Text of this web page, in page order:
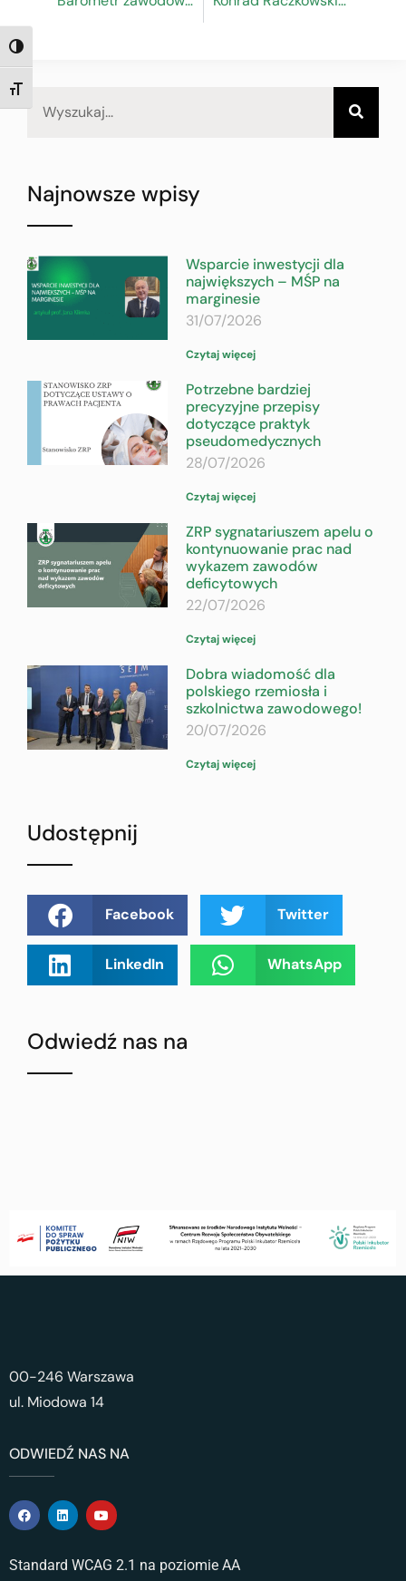
TOGGLE HIGH CONTRAST
TOGGLE FONT SIZE
Najnowsze wpisy
Wsparcie inwestycji dla
największych – MŚP na
marginesie
31/07/2026
Czytaj więcej
Potrzebne bardziej
precyzyjne przepisy
dotyczące praktyk
pseudomedycznych
28/07/2026
Czytaj więcej
ZRP sygnatariuszem apelu o
kontynuowanie prac nad
wykazem zawodów
deficytowych
22/07/2026
Czytaj więcej
Dobra wiadomość dla
polskiego rzemiosła i
szkolnictwa zawodowego!
20/07/2026
Czytaj więcej
Udostępnij
Facebook Twitter
LinkedIn WhatsApp
Odwiedź nas na
00-246 Warszawa
ul. Miodowa 14
ODWIEDŹ NAS NA
Standard WCAG 2.1 na poziomie AA